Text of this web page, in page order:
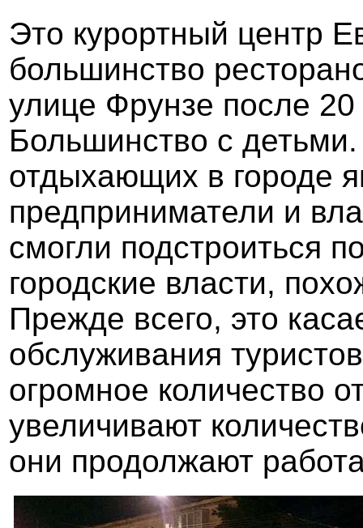
Это курортный центр
большинство
улице Фрунзе после 20
Большинство с
отдыхающих в городе
предприниматели и
смогли подстроиться
городские власти,
Прежде всего, это
обслуживания
огромное количество
увеличивают
они продолжают